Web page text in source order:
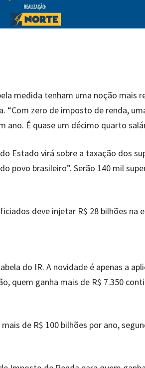
medida tenham uma noção mais
“Com zero de imposto de renda,
ano. É quase um décimo quarto
Estado virá sobre a taxação dos
povo brasileiro”. Serão 140 mil
deve injetar R$ 28 bilhões na
do IR. A novidade é apenas a
quem ganha mais de R$ 7.350
de R$ 100 bilhões por ano,